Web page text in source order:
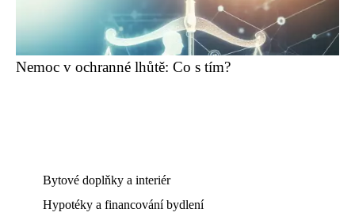
Nemoc v ochranné lhůtě: Co s tím?
Bytové doplňky a interiér
Hypotéky a financování bydlení